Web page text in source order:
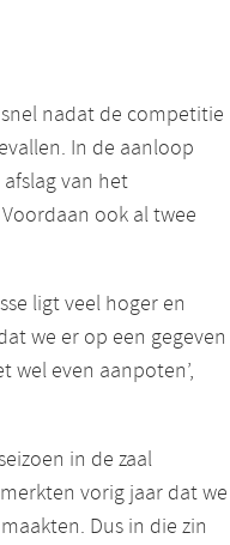
nadat de competitie
In de aanloop
van het
ook al twee
ligt veel hoger en
we er op een gegeven
wel even aanpoten’,
in de zaal
vorig jaar dat we
Dus in die zin